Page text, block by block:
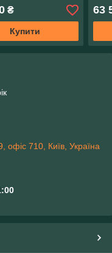
₴
Купити
63
офіс 710, Київ, Україна